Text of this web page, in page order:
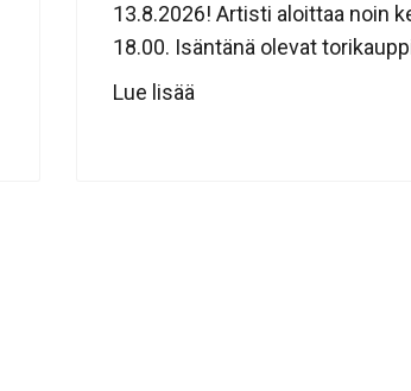
13.8.2026! Artisti aloittaa noin
18.00. Isäntänä olevat
Lue lisää